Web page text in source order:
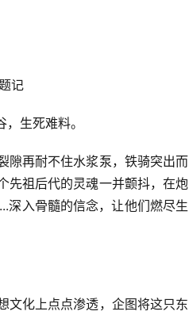
记
生死难料。
隙再耐不住水浆泵，铁骑突出而
先祖后代的灵魂一并颤抖，在炮
深入骨髓的信念，让他们燃尽生
文化上点点渗透，企图将这只东